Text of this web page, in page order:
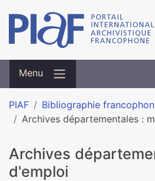
Menu
PIAF
Bibliographie
Archives départementales :
Archives
d'emploi